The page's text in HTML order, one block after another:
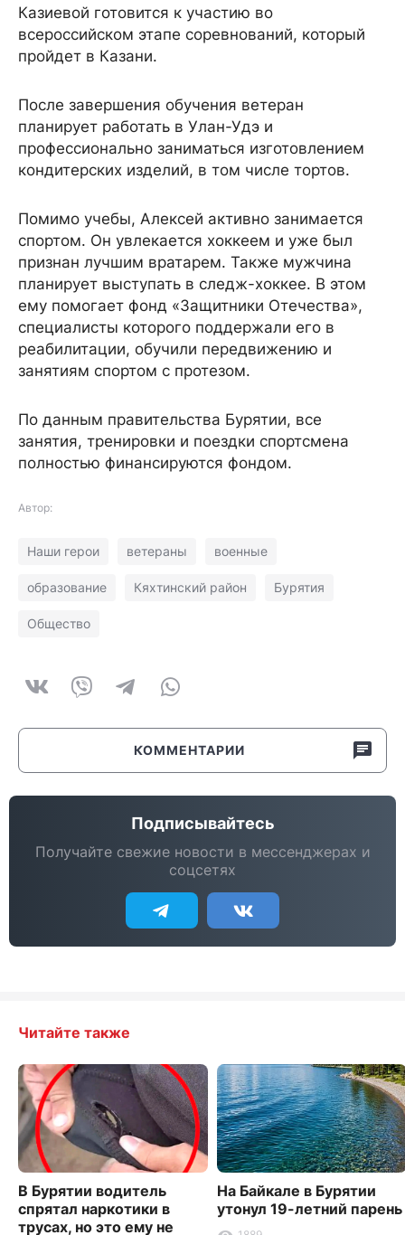
Казиевой готовится к участию во
всероссийском этапе соревнований, который
пройдет в Казани.
После завершения обучения ветеран
планирует работать в Улан-Удэ и
профессионально заниматься изготовлением
кондитерских изделий, в том числе тортов.
Помимо учебы, Алексей активно занимается
спортом. Он увлекается хоккеем и уже был
признан лучшим вратарем. Также мужчина
планирует выступать в следж-хоккее. В этом
ему помогает фонд «Защитники Отечества»,
специалисты которого поддержали его в
реабилитации, обучили передвижению и
занятиям спортом с протезом.
По данным правительства Бурятии, все
занятия, тренировки и поездки спортсмена
полностью финансируются фондом.
Автор:
Наши герои ветераны военные
образование Кяхтинский район Бурятия
Общество
КОММЕНТАРИИ
Подписывайтесь
Получайте свежие новости в мессенджерах и
соцсетях
Читайте также
В Бурятии водитель
спрятал наркотики в
трусах, но это ему не
На Байкале в Бурятии
утонул 19-летний парень